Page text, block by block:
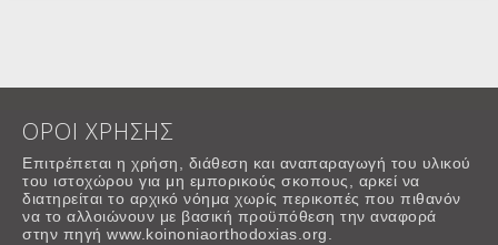
ΟΡΟΙ ΧΡΗΣΗΣ
Επιτρέπεται η χρήση, διάθεση και αναπαραγωγή του υλικού
του ιστοχώρου για μη εμπορικούς σκοπους, αρκεί να
διατηρείται το αρχικό νόημα χωρίς περικοπές που πιθανόν
να το αλλοιώνουν με βασική προϋπόθεση την αναφορά
στην πηγή www.koinoniaorthodoxias.org.